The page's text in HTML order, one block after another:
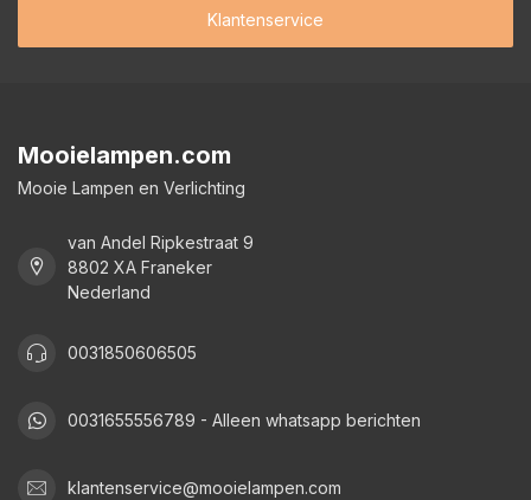
Klantenservice
Mooielampen.com
Mooie Lampen en Verlichting
van Andel Ripkestraat 9
8802 XA Franeker
Nederland
0031850606505
0031655556789 - Alleen whatsapp berichten
klantenservice@mooielampen.com